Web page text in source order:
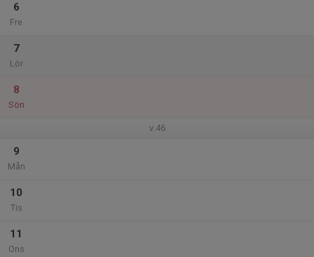
6
Fre
7
Lör
8
Sön
v.46
9
Mån
10
Tis
11
Ons